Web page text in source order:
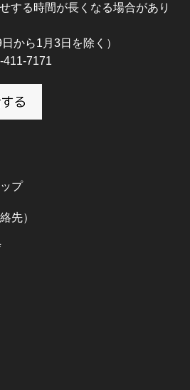
する時間が長くなる場合があり
から1月3日を除く）
411-7171
プ
先）